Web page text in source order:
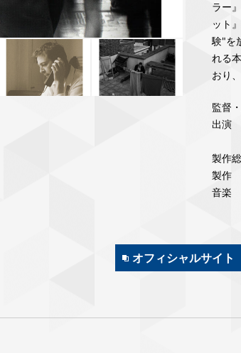
ラー
ット
験"を
れる
おり
監督
出演
製作
製作
音楽
オフィシャルサイト